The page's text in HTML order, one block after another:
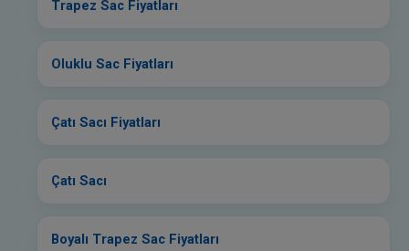
Trapez Sac Fiyatları
Oluklu Sac Fiyatları
Çatı Sacı Fiyatları
Çatı Sacı
Boyalı Trapez Sac Fiyatları